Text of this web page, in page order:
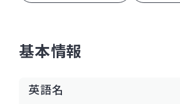
基本情報
英語名